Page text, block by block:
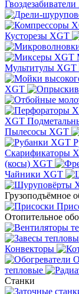
Кусторезы XGT
Мультитулы XGT
XGT
XGT
Пылесосы XGT
Скарификаторы
(косы) XGT
Чайники XGT
Грузоподъёмное
Отопительное
Конвекторы
тепловые
Станки